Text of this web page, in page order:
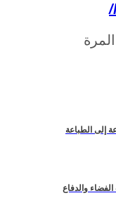
للطباعة إلى الطباعة
والدفاع